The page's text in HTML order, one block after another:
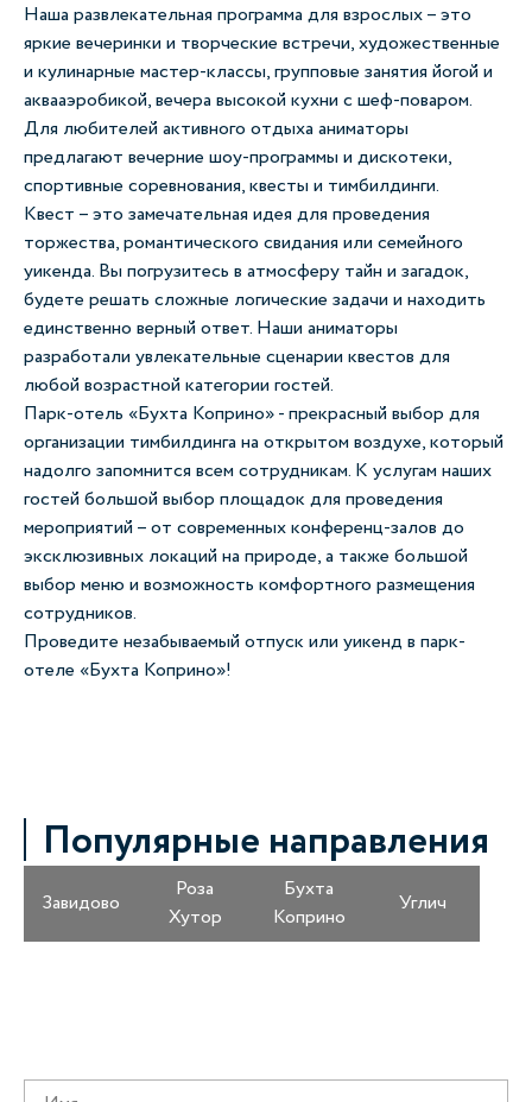
Наша развлекательная программа для взрослых – это
яркие вечеринки и творческие встречи, художественные
и кулинарные мастер-классы, групповые занятия йогой и
аквааэробикой, вечера высокой кухни с шеф-поваром.
Для любителей активного отдыха аниматоры
предлагают вечерние шоу-программы и дискотеки,
спортивные соревнования, квесты и тимбилдинги.
Квест – это замечательная идея для проведения
торжества, романтического свидания или семейного
уикенда. Вы погрузитесь в атмосферу тайн и загадок,
будете решать сложные логические задачи и находить
единственно верный ответ. Наши аниматоры
разработали увлекательные сценарии квестов для
любой возрастной категории гостей.
Парк-отель «Бухта Коприно» - прекрасный выбор для
организации тимбилдинга на открытом воздухе, который
надолго запомнится всем сотрудникам. К услугам наших
гостей большой выбор площадок для проведения
мероприятий – от современных конференц-залов до
эксклюзивных локаций на природе, а также большой
выбор меню и возможность комфортного размещения
сотрудников.
Проведите незабываемый отпуск или уикенд в парк-
отеле «Бухта Коприно»!
Популярные направления
Завидово
Роза
Хутор
Бухта
Коприно
Углич